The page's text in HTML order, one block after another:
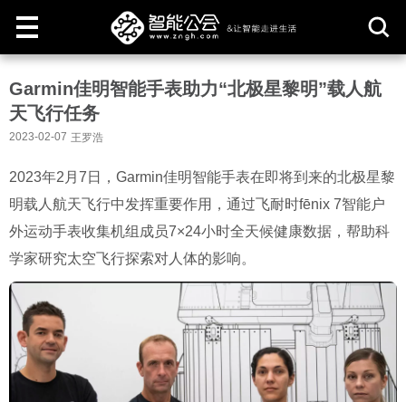
Garmin佳明智能手表助力“北极星黎明”载人航
天飞行任务
2023-02-07 王罗浩
2023年2月7日，Garmin佳明智能手表在即将到来的北极星黎
明载人航天飞行中发挥重要作用，通过飞耐时fēnix 7智能户
外运动手表收集机组成员7×24小时全天候健康数据，帮助科
学家研究太空飞行探索对人体的影响。